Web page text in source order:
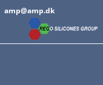
amp@amp.dk